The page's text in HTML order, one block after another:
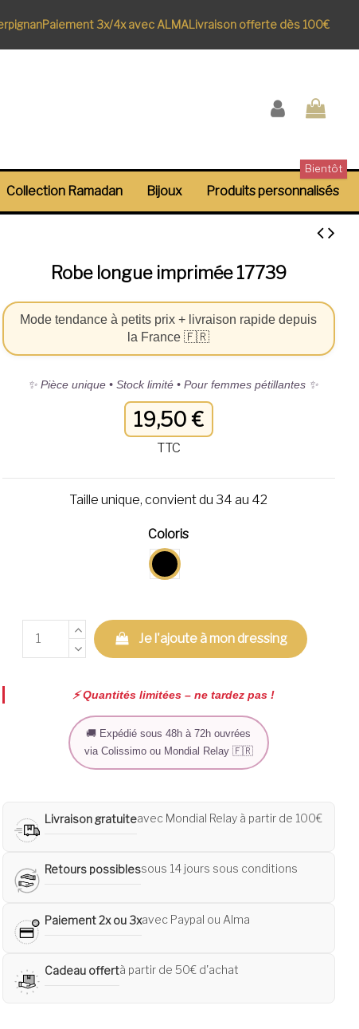
Paiement 3x/4x avec ALMALivraison offerte dès 100€
Collection Ramadan Bijoux Produits personnalisés
Bientôt
Robe longue imprimée 17739
Mode tendance à petits prix + livraison rapide depuis
la France 🇫🇷
✨ Pièce unique • Stock limité • Pour femmes pétillantes ✨
19,50 €
TTC
Taille unique, convient du 34 au 42
Coloris
Noir
Je l'ajoute à mon dressing
⚡️ Quantités limitées – ne tardez pas !
🚚 Expédié sous 48h à 72h ouvrées
via Colissimo ou Mondial Relay 🇫🇷
Livraison gratuiteavec Mondial Relay à partir de 100€
Retours possiblessous 14 jours sous conditions
Paiement 2x ou 3xavec Paypal ou Alma
Cadeau offertà partir de 50€ d'achat